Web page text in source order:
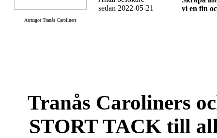
Arrangör Tranås Caroliners
sedan 2022-05-21
vi en fin
Tranås Caroliners
STORT TACK till